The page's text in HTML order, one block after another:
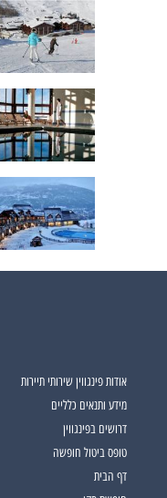
אודות פינגווין שירותי תיירות
מידע ותנאים כלליים
דרושים בפינגווין
טופס ביטול חופשה
דף הבית